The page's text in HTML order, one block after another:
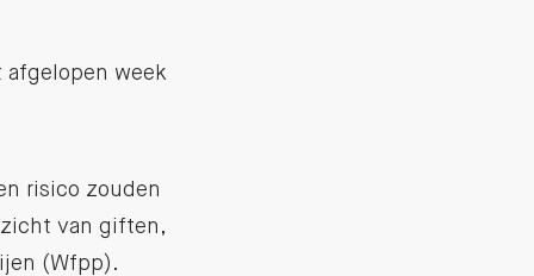
afgelopen week
risico zouden
van giften,
(Wfpp).